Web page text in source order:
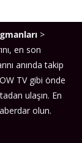
>
en son
anında takip
TV gibi önde
ulaşın. En
olun.